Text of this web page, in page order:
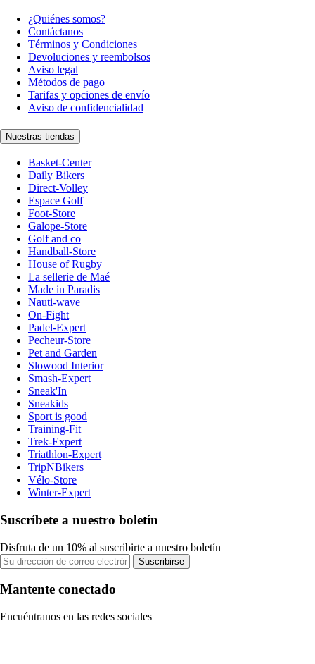
¿Quiénes somos?
Contáctanos
Términos y Condiciones
Devoluciones y reembolsos
Aviso legal
Métodos de pago
Tarifas y opciones de envío
Aviso de confidencialidad
Nuestras tiendas
Basket-Center
Daily Bikers
Direct-Volley
Espace Golf
Foot-Store
Galope-Store
Golf and co
Handball-Store
House of Rugby
La sellerie de Maé
Made in Paradis
Nauti-wave
On-Fight
Padel-Expert
Pecheur-Store
Pet and Garden
Slowood Interior
Smash-Expert
Sneak'In
Sneakids
Sport is good
Training-Fit
Trek-Expert
Triathlon-Expert
TripNBikers
Vélo-Store
Winter-Expert
Suscríbete a nuestro boletín
Disfruta de un 10% al suscribirte a nuestro boletín
Suscribirse
Mantente conectado
Encuéntranos en las redes sociales